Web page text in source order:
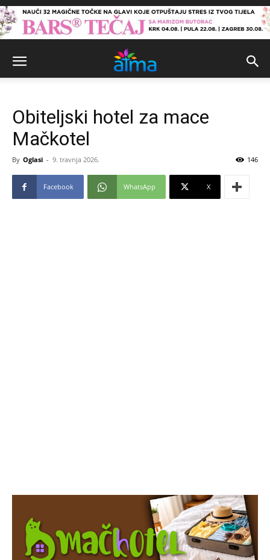
Obiteljski hotel za mace
Mačkotel
By Oglasi - 9. travnja 2026. 146
Facebook WhatsApp X